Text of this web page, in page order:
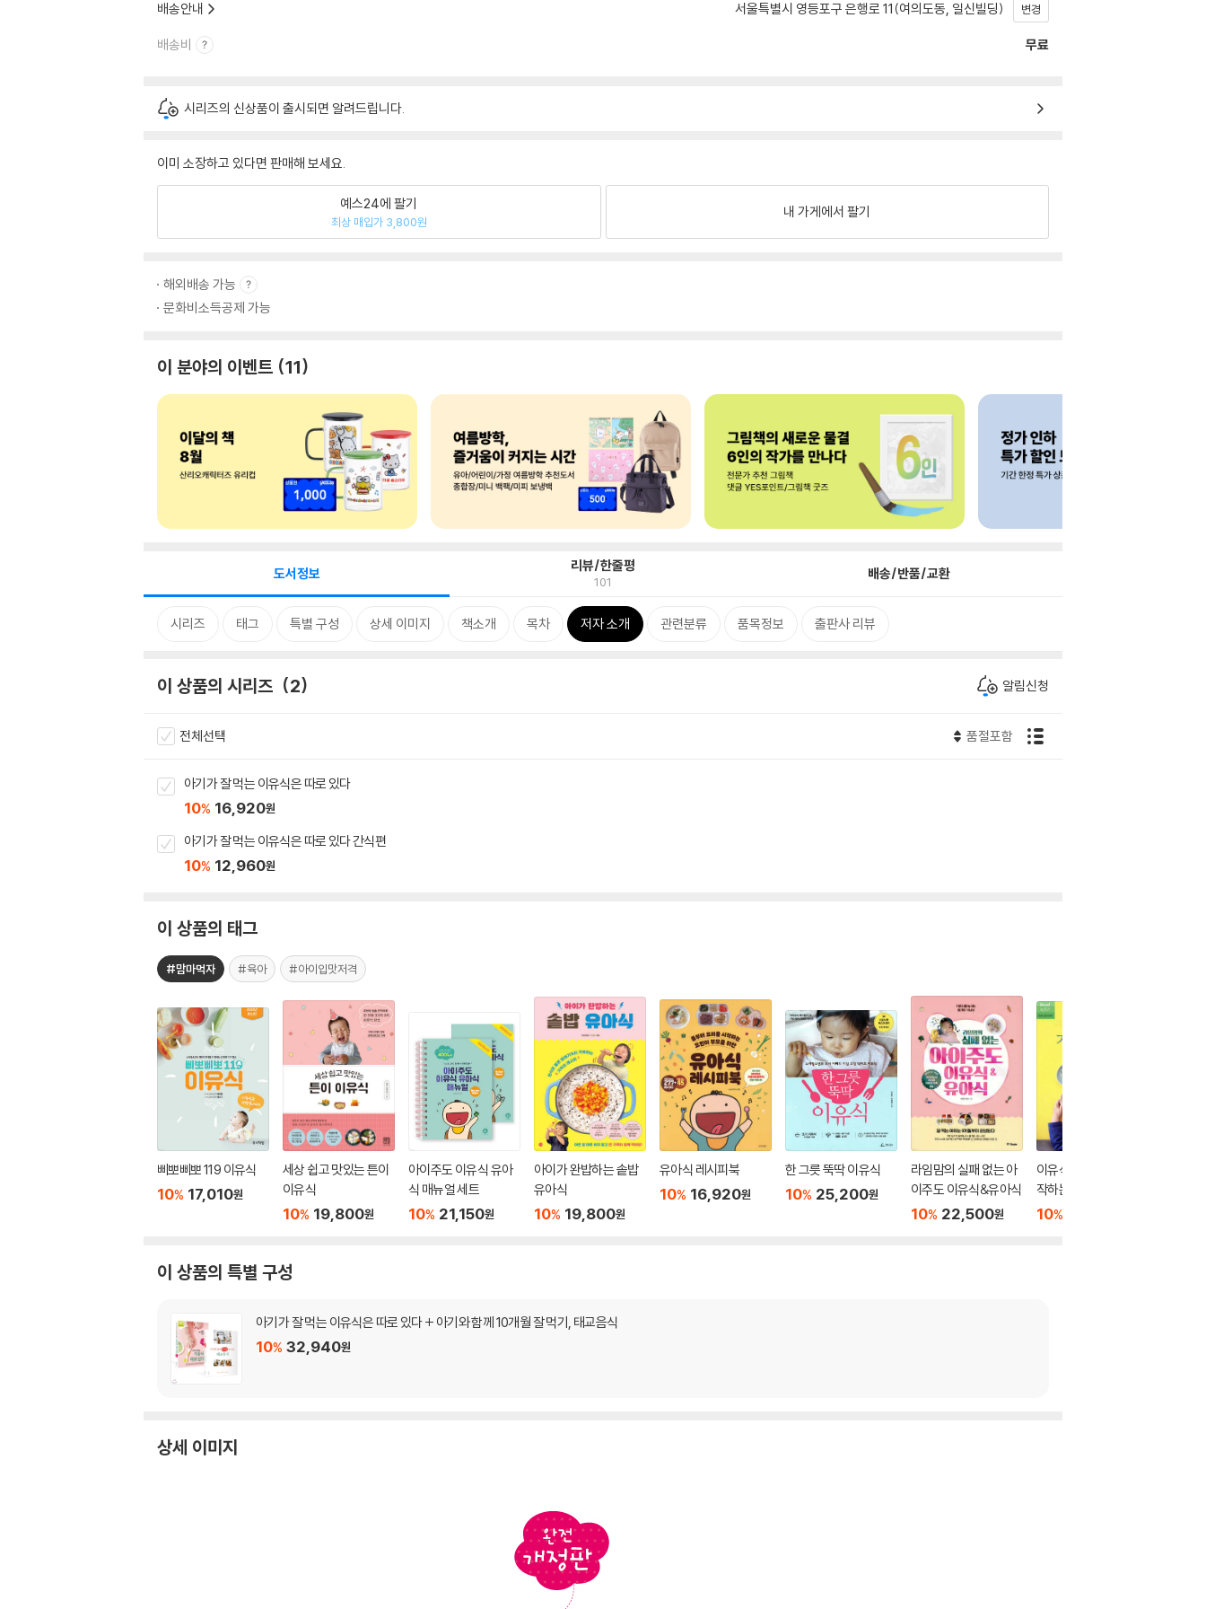
배송안내 서울특별시 영등포구 은행로 11(여의도동, 일신빌딩) 변경
배송비 무료
시리즈의 신상품이 출시되면 알려드립니다.
이미 소장하고 있다면 판매해 보세요.
예스24에 팔기
최상 매입가 3,800원
내 가게에서 팔기
해외배송 가능
문화비소득공제 가능
이 분야의 이벤트 11
도서정보 리뷰/한줄평
101 배송/반품/교환
시리즈 태그 특별 구성 상세 이미지 책소개 목차 저자 소개 관련분류 품목정보 출판사 리뷰
이 상품의 시리즈 2 알림신청
전체선택 품절포함
아기가 잘 먹는 이유식은 따로 있다
10% 16,920원
아기가 잘 먹는 이유식은 따로 있다 간식편
10% 12,960원
이 상품의 태그
#맘마먹자 #육아 #아이입맛저격
삐뽀삐뽀 119 이유식
10% 17,010원
세상 쉽고 맛있는 튼이
이유식
10% 19,800원
아이주도 이유식 유아
식 매뉴얼 세트
10% 21,150원
아이가 완밥하는 솥밥
유아식
10% 19,800원
유아식 레시피북
10% 16,920원
한 그릇 뚝딱 이유식
10% 25,200원
라임맘의 실패 없는 아
이주도 이유식&유아식
10% 22,500원
이유식 끝나자마자 시
작하는 15~50개월 기
본 유아식
10%
이 상품의 특별 구성
아기가 잘 먹는 이유식은 따로 있다 + 아기와 함께 10개월 잘 먹기, 태교음식
10% 32,940원
상세 이미지